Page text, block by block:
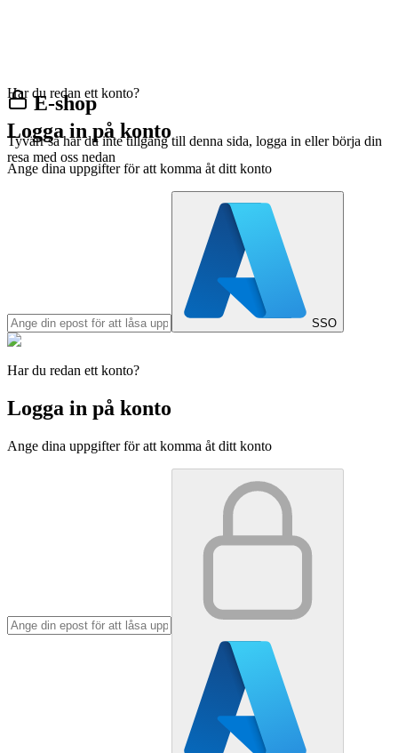
E-shop
Tyvärr så har du inte tillgång till denna sida, logga in eller börja din
resa med oss nedan
Har du redan ett konto?
Logga in på konto
Ange dina uppgifter för att komma åt ditt konto
SSO
Har du redan ett konto?
Logga in på konto
Ange dina uppgifter för att komma åt ditt konto